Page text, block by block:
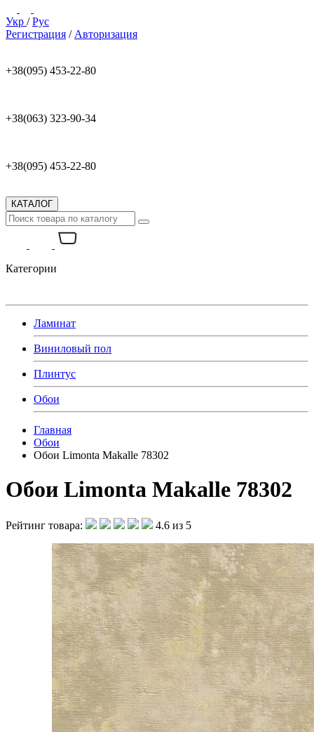
Укр /Рус
Регистрация / Авторизация
+38(095) 453-22-80
+38(063) 323-90-34
+38(095) 453-22-80
КАТАЛОГ
Категории
Ламинат
Виниловый пол
Плинтус
Обои
Главная
Обои
Обои Limonta Makalle 78302
Обои Limonta Makalle 78302
Рейтинг товара: 4.6 из 5